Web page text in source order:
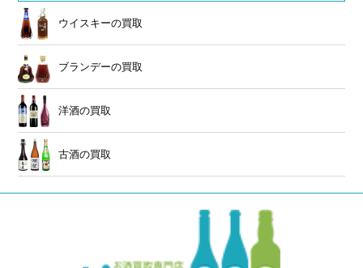
ウイスキーの買取
ブランデーの買取
洋酒の買取
古酒の買取